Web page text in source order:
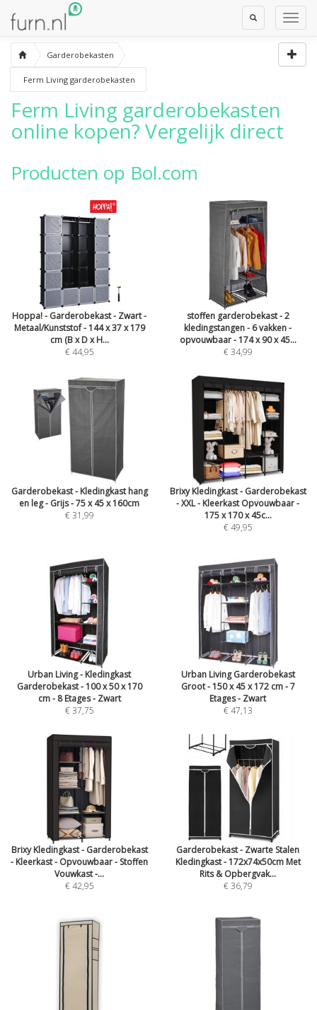
Toggle
Search
Garderobekasten
Ferm Living garderobekasten
Ferm Living garderobekasten
online kopen? Vergelijk direct
Producten op Bol.com
Hoppa! - Garderobekast - Zwart -
Metaal/Kunststof - 144 x 37 x 179
cm (B x D x H...
€ 44,95
stoffen garderobekast - 2
kledingstangen - 6 vakken -
opvouwbaar - 174 x 90 x 45...
€ 34,99
Garderobekast - Kledingkast hang
en leg - Grijs - 75 x 45 x 160cm
€ 31,99
Brixy Kledingkast - Garderobekast
- XXL - Kleerkast Opvouwbaar -
175 x 170 x 45c...
€ 49,95
Urban Living - Kledingkast
Garderobekast - 100 x 50 x 170
cm - 8 Etages - Zwart
€ 37,75
Urban Living Garderobekast
Groot - 150 x 45 x 172 cm - 7
Etages - Zwart
€ 47,13
Brixy Kledingkast - Garderobekast
- Kleerkast - Opvouwbaar - Stoffen
Vouwkast -...
€ 42,95
Garderobekast - Zwarte Stalen
Kledingkast - 172x74x50cm Met
Rits & Opbergvak...
€ 36,79